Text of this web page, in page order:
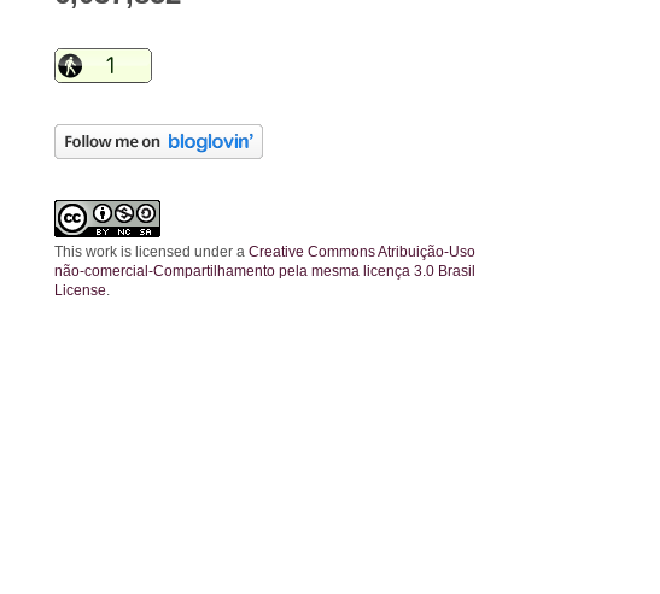
This work is licensed under a Creative Commons Atribuição-Uso
não-comercial-Compartilhamento pela mesma licença 3.0 Brasil
License.